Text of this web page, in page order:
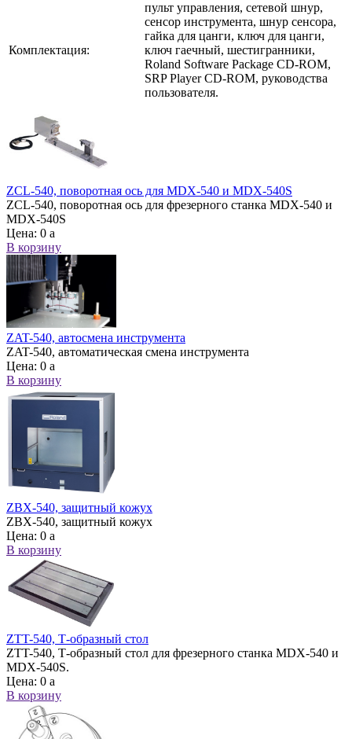
Комплектация:
пульт управления, сетевой шнур,
сенсор инструмента, шнур сенсора,
гайка для цанги, ключ для цанги,
ключ гаечный, шестигранники,
Roland Software Package CD-ROM,
SRP Player CD-ROM, руководства
пользователя.
ZCL-540, поворотная ось для MDX-540 и MDX-540S
ZCL-540, поворотная ось для фрезерного станка MDX-540 и
MDX-540S
Цена: 0 a
В корзину
ZAT-540, автосмена инструмента
ZAT-540, автоматическая смена инструмента
Цена: 0 a
В корзину
ZBX-540, защитный кожух
ZBX-540, защитный кожух
Цена: 0 a
В корзину
ZTT-540, Т-образный стол
ZTT-540, Т-образный стол для фрезерного станка MDX-540 и
MDX-540S.
Цена: 0 a
В корзину